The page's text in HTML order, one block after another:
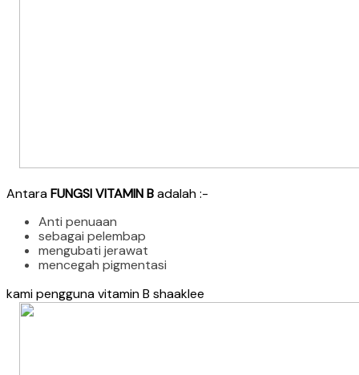
AntaraFUNGSI VITAMIN Badalah :-
Anti penuaan
sebagai pelembap
mengubati jerawat
mencegah pigmentasi
kami pengguna vitamin B shaaklee